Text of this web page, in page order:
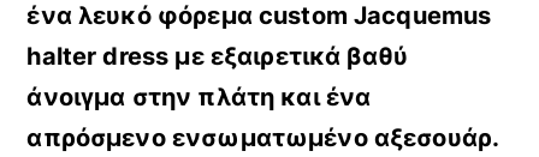
ένα λευκό φόρεμα custom Jacquemus
halter dress με εξαιρετικά βαθύ
άνοιγμα στην πλάτη και ένα
απρόσμενο ενσωματωμένο αξεσουάρ.